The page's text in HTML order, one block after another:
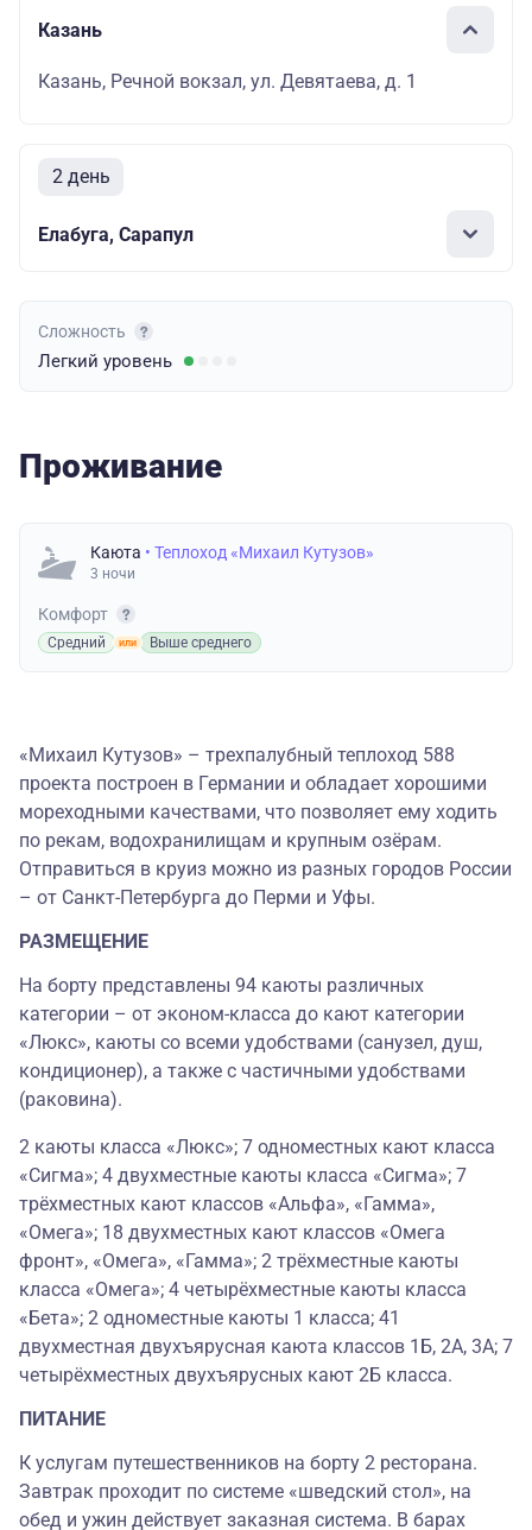
Казань
Казань, Речной вокзал, ул. Девятаева, д. 1
2 день
Елабуга, Сарапул
Сложность
Легкий уровень
Проживание
Каюта • Теплоход «Михаил Кутузов»
3 ночи
Комфорт
Средний Выше среднего
«Михаил Кутузов» – трехпалубный теплоход 588
проекта построен в Германии и обладает хорошими
мореходными качествами, что позволяет ему ходить
по рекам, водохранилищам и крупным озёрам.
Отправиться в круиз можно из разных городов России
– от Санкт-Петербурга до Перми и Уфы.
РАЗМЕЩЕНИЕ
На борту представлены 94 каюты различных
категории – от эконом-класса до кают категории
«Люкс», каюты со всеми удобствами (санузел, душ,
кондиционер), а также с частичными удобствами
(раковина).
2 каюты класса «Люкс»; 7 одноместных кают класса
«Сигма»; 4 двухместные каюты класса «Сигма»; 7
трёхместных кают классов «Альфа», «Гамма»,
«Омега»; 18 двухместных кают классов «Омега
фронт», «Омега», «Гамма»; 2 трёхместные каюты
класса «Омега»; 4 четырёхместные каюты класса
«Бета»; 2 одноместные каюты 1 класса; 41
двухместная двухъярусная каюта классов 1Б, 2А, 3А; 7
четырёхместных двухъярусных кают 2Б класса.
ПИТАНИЕ
К услугам путешественников на борту 2 ресторана.
Завтрак проходит по системе «шведский стол», на
обед и ужин действует заказная система. В барах